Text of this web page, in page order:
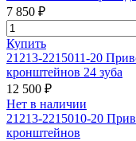
7 850 ₽
Купить
21213-2215011-20
кронштейнов 24 зуба
12 500 ₽
Нет в наличии
21213-2215010-20
кронштейнов